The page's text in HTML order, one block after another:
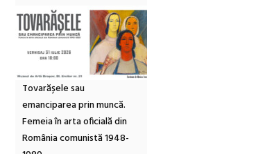
Tovarășele sau
emanciparea prin muncă.
Femeia în arta oficială din
România comunistă 1948-